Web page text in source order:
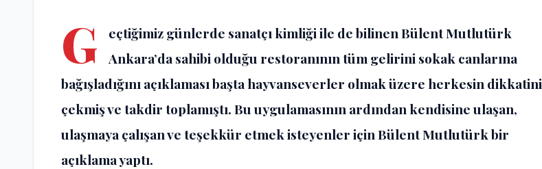
G
eçtiğimiz günlerde sanatçı kimliği ile de bilinen Bülent Mutlutürk
Ankara’da sahibi olduğu restoranının tüm gelirini sokak canlarına
bağışladığını açıklaması başta hayvanseverler olmak üzere herkesin dikkatini
çekmiş ve takdir toplamıştı. Bu uygulamasının ardından kendisine ulaşan,
ulaşmaya çalışan ve teşekkür etmek isteyenler için Bülent Mutlutürk bir
açıklama yaptı.